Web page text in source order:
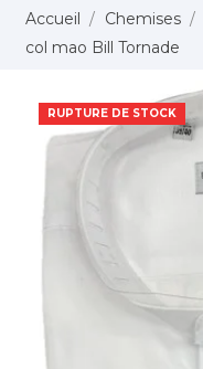
Accueil Chemises
col mao Bill Tornade
RUPTURE DE STOCK